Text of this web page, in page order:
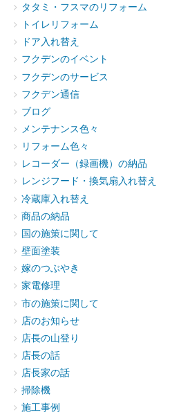
タタミ・フスマのリフォーム
トイレリフォーム
ドア入れ替え
フクデンのイベント
フクデンのサービス
フクデン通信
ブログ
メンテナンス色々
リフォーム色々
レコーダー（録画機）の納品
レンジフード・換気扇入れ替え
冷蔵庫入れ替え
商品の納品
国の施策に関して
壁面塗装
嫁のつぶやき
家電修理
市の施策に関して
店のお知らせ
店長の山登り
店長の話
店長家の話
掃除機
施工事例